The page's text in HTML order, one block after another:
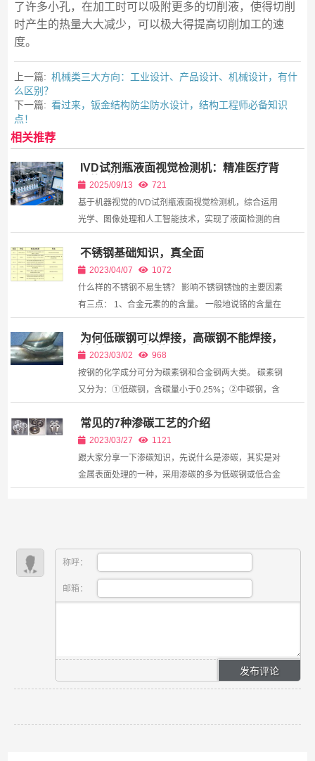
了许多小孔，在加工时可以吸附更多的切削液，使得切削
时产生的热量大大减少，可以极大得提高切削加工的速
度。
上一篇: 机械类三大方向：工业设计、产品设计、机械设计，有什
么区别？
下一篇: 看过来，钣金结构防尘防水设计，结构工程师必备知识
点！
相关推荐
IVD试剂瓶液面视觉检测机：精准医疗背
后的“慧眼”
2025/09/13
721
基于机器视觉的IVD试剂瓶液面视觉检测机，综合运用
光学、图像处理和人工智能技术，实现了液面检测的自
备。
不锈钢基础知识，真全面
2023/04/07
1072
什么样的不锈钢不易生锈？ 影响不锈钢锈蚀的主要因素
有三点： 1、合金元素的的含量。 一般地说铬的含量在
好，如304材质镍要的含量在8-10%，铬的含量达到...
为何低碳钢可以焊接，高碳钢不能焊接，
低碳钢与高碳钢的区别
2023/03/02
968
按钢的化学成分可分为碳素钢和合金钢两大类。 碳素钢
又分为：①低碳钢，含碳量小于0.25%；②中碳钢，含
0.6%； 低碳钢（mild steel）为碳含量低于0.25%的碳
素钢，因其...
常见的7种渗碳工艺的介绍
2023/03/27
1121
跟大家分享一下渗碳知识，先说什么是渗碳，其实是对
金属表面处理的一种，采用渗碳的多为低碳钢或低合金
称呼：
邮箱：